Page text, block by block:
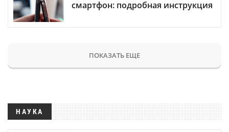
смартфон: подробная инструкция
ПОКАЗАТЬ ЕЩЕ
НАУКА